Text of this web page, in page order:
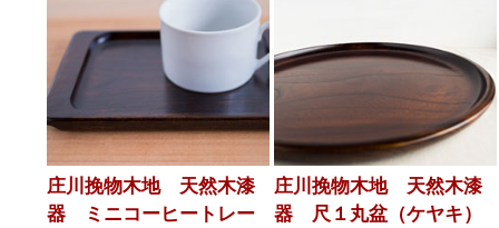
庄川挽物木地 天然木漆
器 ミニコーヒートレー
庄川挽物木地 天然木漆
器 尺１丸盆（ケヤキ）